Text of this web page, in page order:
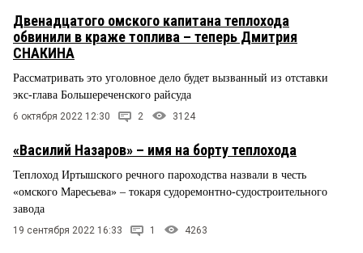
Двенадцатого омского капитана теплохода
обвинили в краже топлива – теперь Дмитрия
СНАКИНА
Рассматривать это уголовное дело будет вызванный из отставки
экс-глава Большереченского райсуда
6 октября 2022 12:30 2 3124
«Василий Назаров» – имя на борту теплохода
Теплоход Иртышского речного пароходства назвали в честь
«омского Маресьева» – токаря судоремонтно-судостроительного
завода
19 сентября 2022 16:33 1 4263